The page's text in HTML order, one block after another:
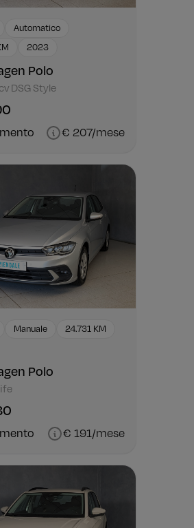
Automatico
2023
Polo
DSG Style
€ 207/mese
Manuale
24.731 KM
Polo
€ 191/mese